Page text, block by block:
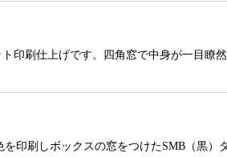
印刷仕上げです。四角窓で中身が一目瞭
印刷しボックスの窓をつけたSMB（黒）